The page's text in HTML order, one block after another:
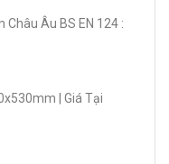
Âu BS EN 124 :
| Giá Tại